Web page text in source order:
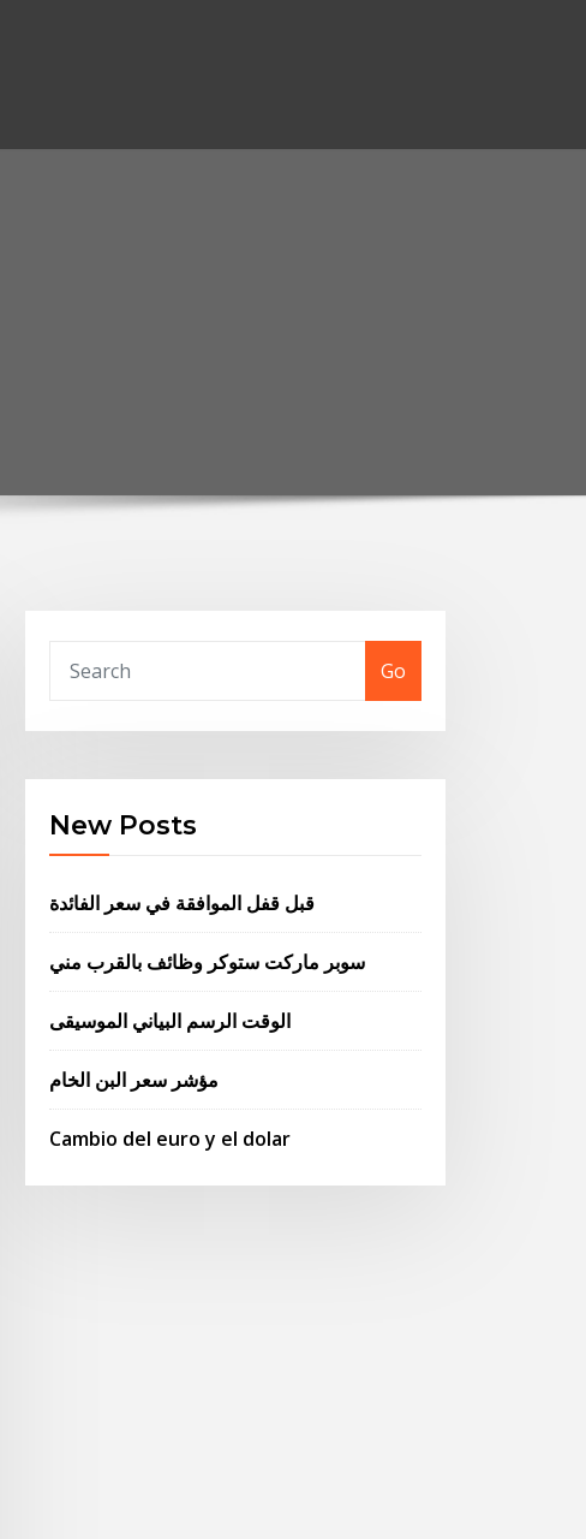
Go
New Posts
قبل قفل الموافقة في سعر الفائدة
سوبر ماركت ستوكر وظائف بالقرب مني
الوقت الرسم البياني الموسيقى
مؤشر سعر البن الخام
Cambio del euro y el dolar